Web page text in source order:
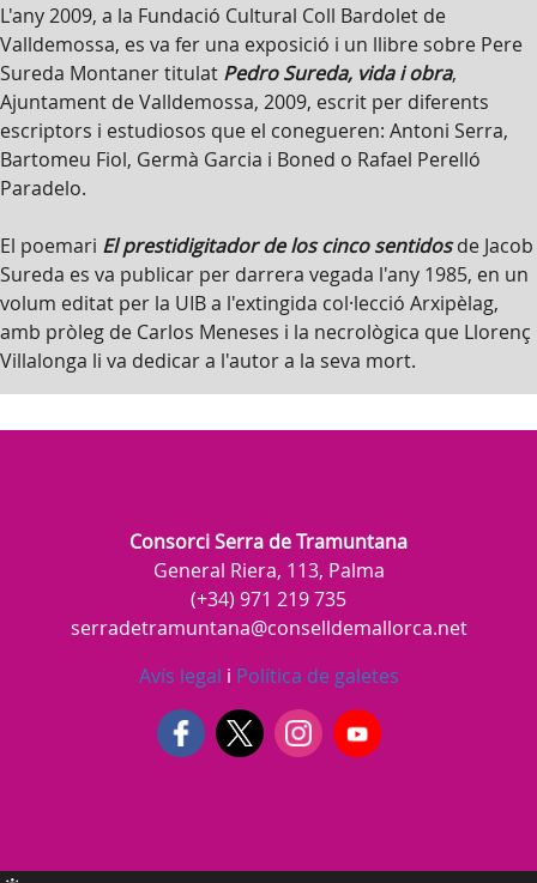
L'any 2009, a la Fundació Cultural Coll Bardolet de
Valldemossa, es va fer una exposició i un llibre sobre Pere
Sureda Montaner titulat Pedro Sureda, vida i obra,
Ajuntament de Valldemossa, 2009, escrit per diferents
escriptors i estudiosos que el conegueren: Antoni Serra,
Bartomeu Fiol, Germà Garcia i Boned o Rafael Perelló
Paradelo.
El poemari El prestidigitador de los cinco sentidosde Jacob
Sureda es va publicar per darrera vegada l'any 1985, en un
volum editat per la UIB a l'extingida col·lecció Arxipèlag,
amb pròleg de Carlos Meneses i la necrològica que Llorenç
Villalonga li va dedicar a l'autor a la seva mort.
Consorci Serra de Tramuntana
General Riera, 113, Palma
(+34) 971 219 735
serradetramuntana@conselldemallorca.net
Avís legal i Política de galetes